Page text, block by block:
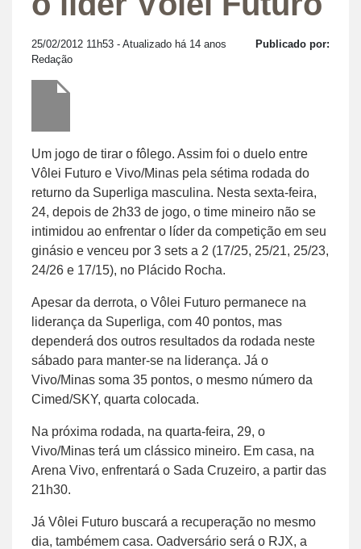
25/02/2012 11h53 - Atualizado há 14 anos
Publicado por:
Redação
Um jogo de tirar o fôlego. Assim foi o duelo entre
Vôlei Futuro e Vivo/Minas pela sétima rodada do
returno da Superliga masculina. Nesta sexta-feira,
24, depois de 2h33 de jogo, o time mineiro não se
intimidou ao enfrentar o líder da competição em seu
ginásio e venceu por 3 sets a 2 (17/25, 25/21, 25/23,
24/26 e 17/15), no Plácido Rocha.
Apesar da derrota, o Vôlei Futuro permanece na
liderança da Superliga, com 40 pontos, mas
dependerá dos outros resultados da rodada neste
sábado para manter-se na liderança. Já o
Vivo/Minas soma 35 pontos, o mesmo número da
Cimed/SKY, quarta colocada.
Na próxima rodada, na quarta-feira, 29, o
Vivo/Minas terá um clássico mineiro. Em casa, na
Arena Vivo, enfrentará o Sada Cruzeiro, a partir das
21h30.
Já Vôlei Futuro buscará a recuperação no mesmo
dia, tambémem casa. Oadversário será o RJX, a